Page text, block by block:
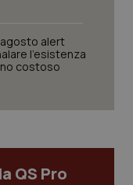
agosto alert
l’esistenza
costoso
QS Pro